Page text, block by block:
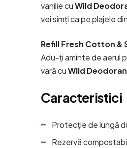
vanilie cuWild
vei simți ca pe plajele
Refill Fresh Cotton &
Adu-ți aminte de aerul
vară cuWild
Caracteristici
Protecție de lungă
Rezervă